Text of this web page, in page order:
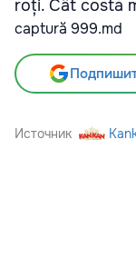
captură 999.md
Источник